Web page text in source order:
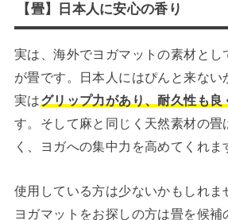
【畳】日本人に安心の香り
実は、海外でヨガマットの素材とし
が畳です。日本人にはぴんと来ない
実はグリップ力があり、耐久性も良
す。そして麻と同じく天然素材の畳
く、ヨガへの集中力を高めてくれま
使用している方は少ないかもしれま
ヨガマットをお探しの方は畳を候補